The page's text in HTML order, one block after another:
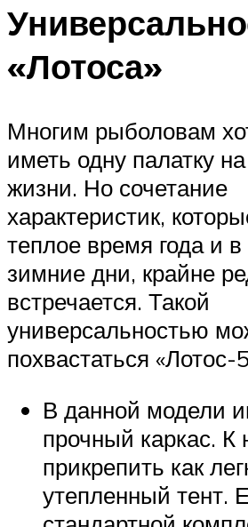
«Лотоса»
Многим рыболовам
иметь одну палатку
жизни. Но сочетание
характеристик,
теплое время года и
зимние дни, крайне
встречается. Такой
универсальностью
похвастаться «Лотос-
В данной модели
прочный каркас.
прикрепить как
утепленный тент.